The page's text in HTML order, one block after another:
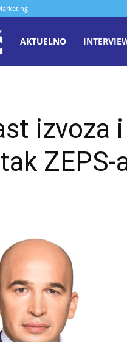
Naša
Zenica
AKTUELNO
izvoza